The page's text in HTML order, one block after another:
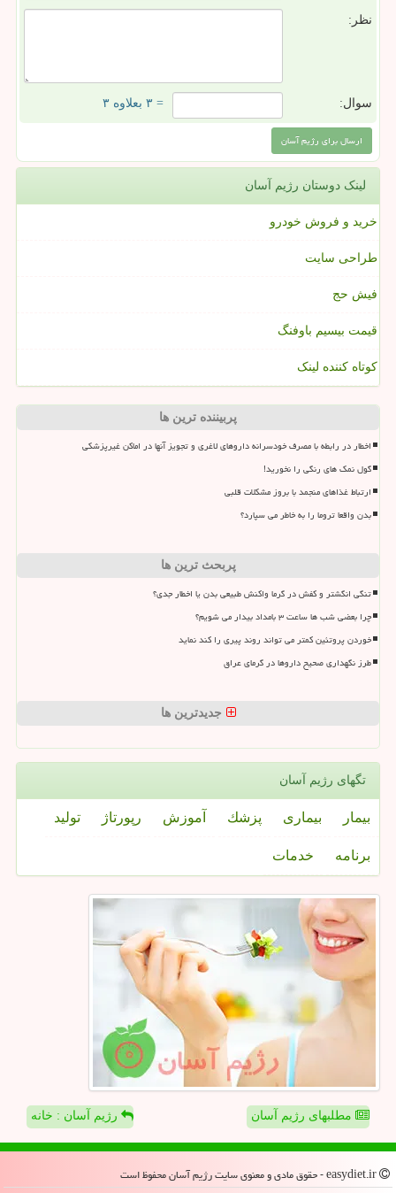
نظر:
سوال: = ۳ بعلاوه ۳
لینک دوستان رژیم آسان
خرید و فروش خودرو
طراحی سایت
فیش حج
قیمت بیسیم باوفنگ
کوتاه کننده لینک
پربیننده ترین ها
اخطار در رابطه با مصرف خودسرانه داروهای لاغری و تجویز آنها در اماکن غیرپزشکی
گول نمک های رنگی را نخورید!
ارتباط غذاهای منجمد با بروز مشکلات قلبی
بدن واقعا تروما را به خاطر می سپارد؟
پربحث ترین ها
تنگی انگشتر و کفش در گرما واکنش طبیعی بدن یا اخطار جدی؟
چرا بعضی شب ها ساعت ۳ بامداد بیدار می شویم؟
خوردن پروتئین کمتر می تواند روند پیری را کند نماید
طرز نگهداری صحیح داروها در گرمای عراق
جدیدترین ها
تگهای رژیم آسان
بیمار بیماری پزشك آموزش رپورتاژ تولید
برنامه خدمات
مطلبهای رژیم آسان رژیم آسان : خانه